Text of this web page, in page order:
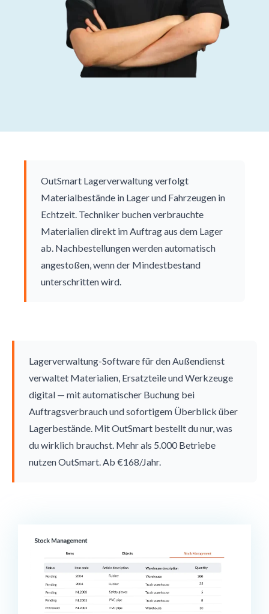
OutSmart Lagerverwaltung verfolgt
Materialbestände in Lager und Fahrzeugen in
Echtzeit. Techniker buchen verbrauchte
Materialien direkt im Auftrag aus dem Lager
ab. Nachbestellungen werden automatisch
angestoßen, wenn der Mindestbestand
unterschritten wird.
Lagerverwaltung-Software für den Außendienst
verwaltet Materialien, Ersatzteile und Werkzeuge
digital — mit automatischer Buchung bei
Auftragsverbrauch und sofortigem Überblick über
Lagerbestände. Mit OutSmart bestellt du nur, was
du wirklich brauchst. Mehr als 5.000 Betriebe
nutzen OutSmart. Ab €168/Jahr.